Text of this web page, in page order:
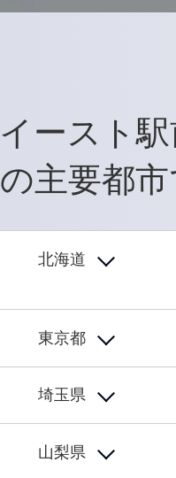
イースト
主要都市
北海道
東京都
埼玉県
山梨県